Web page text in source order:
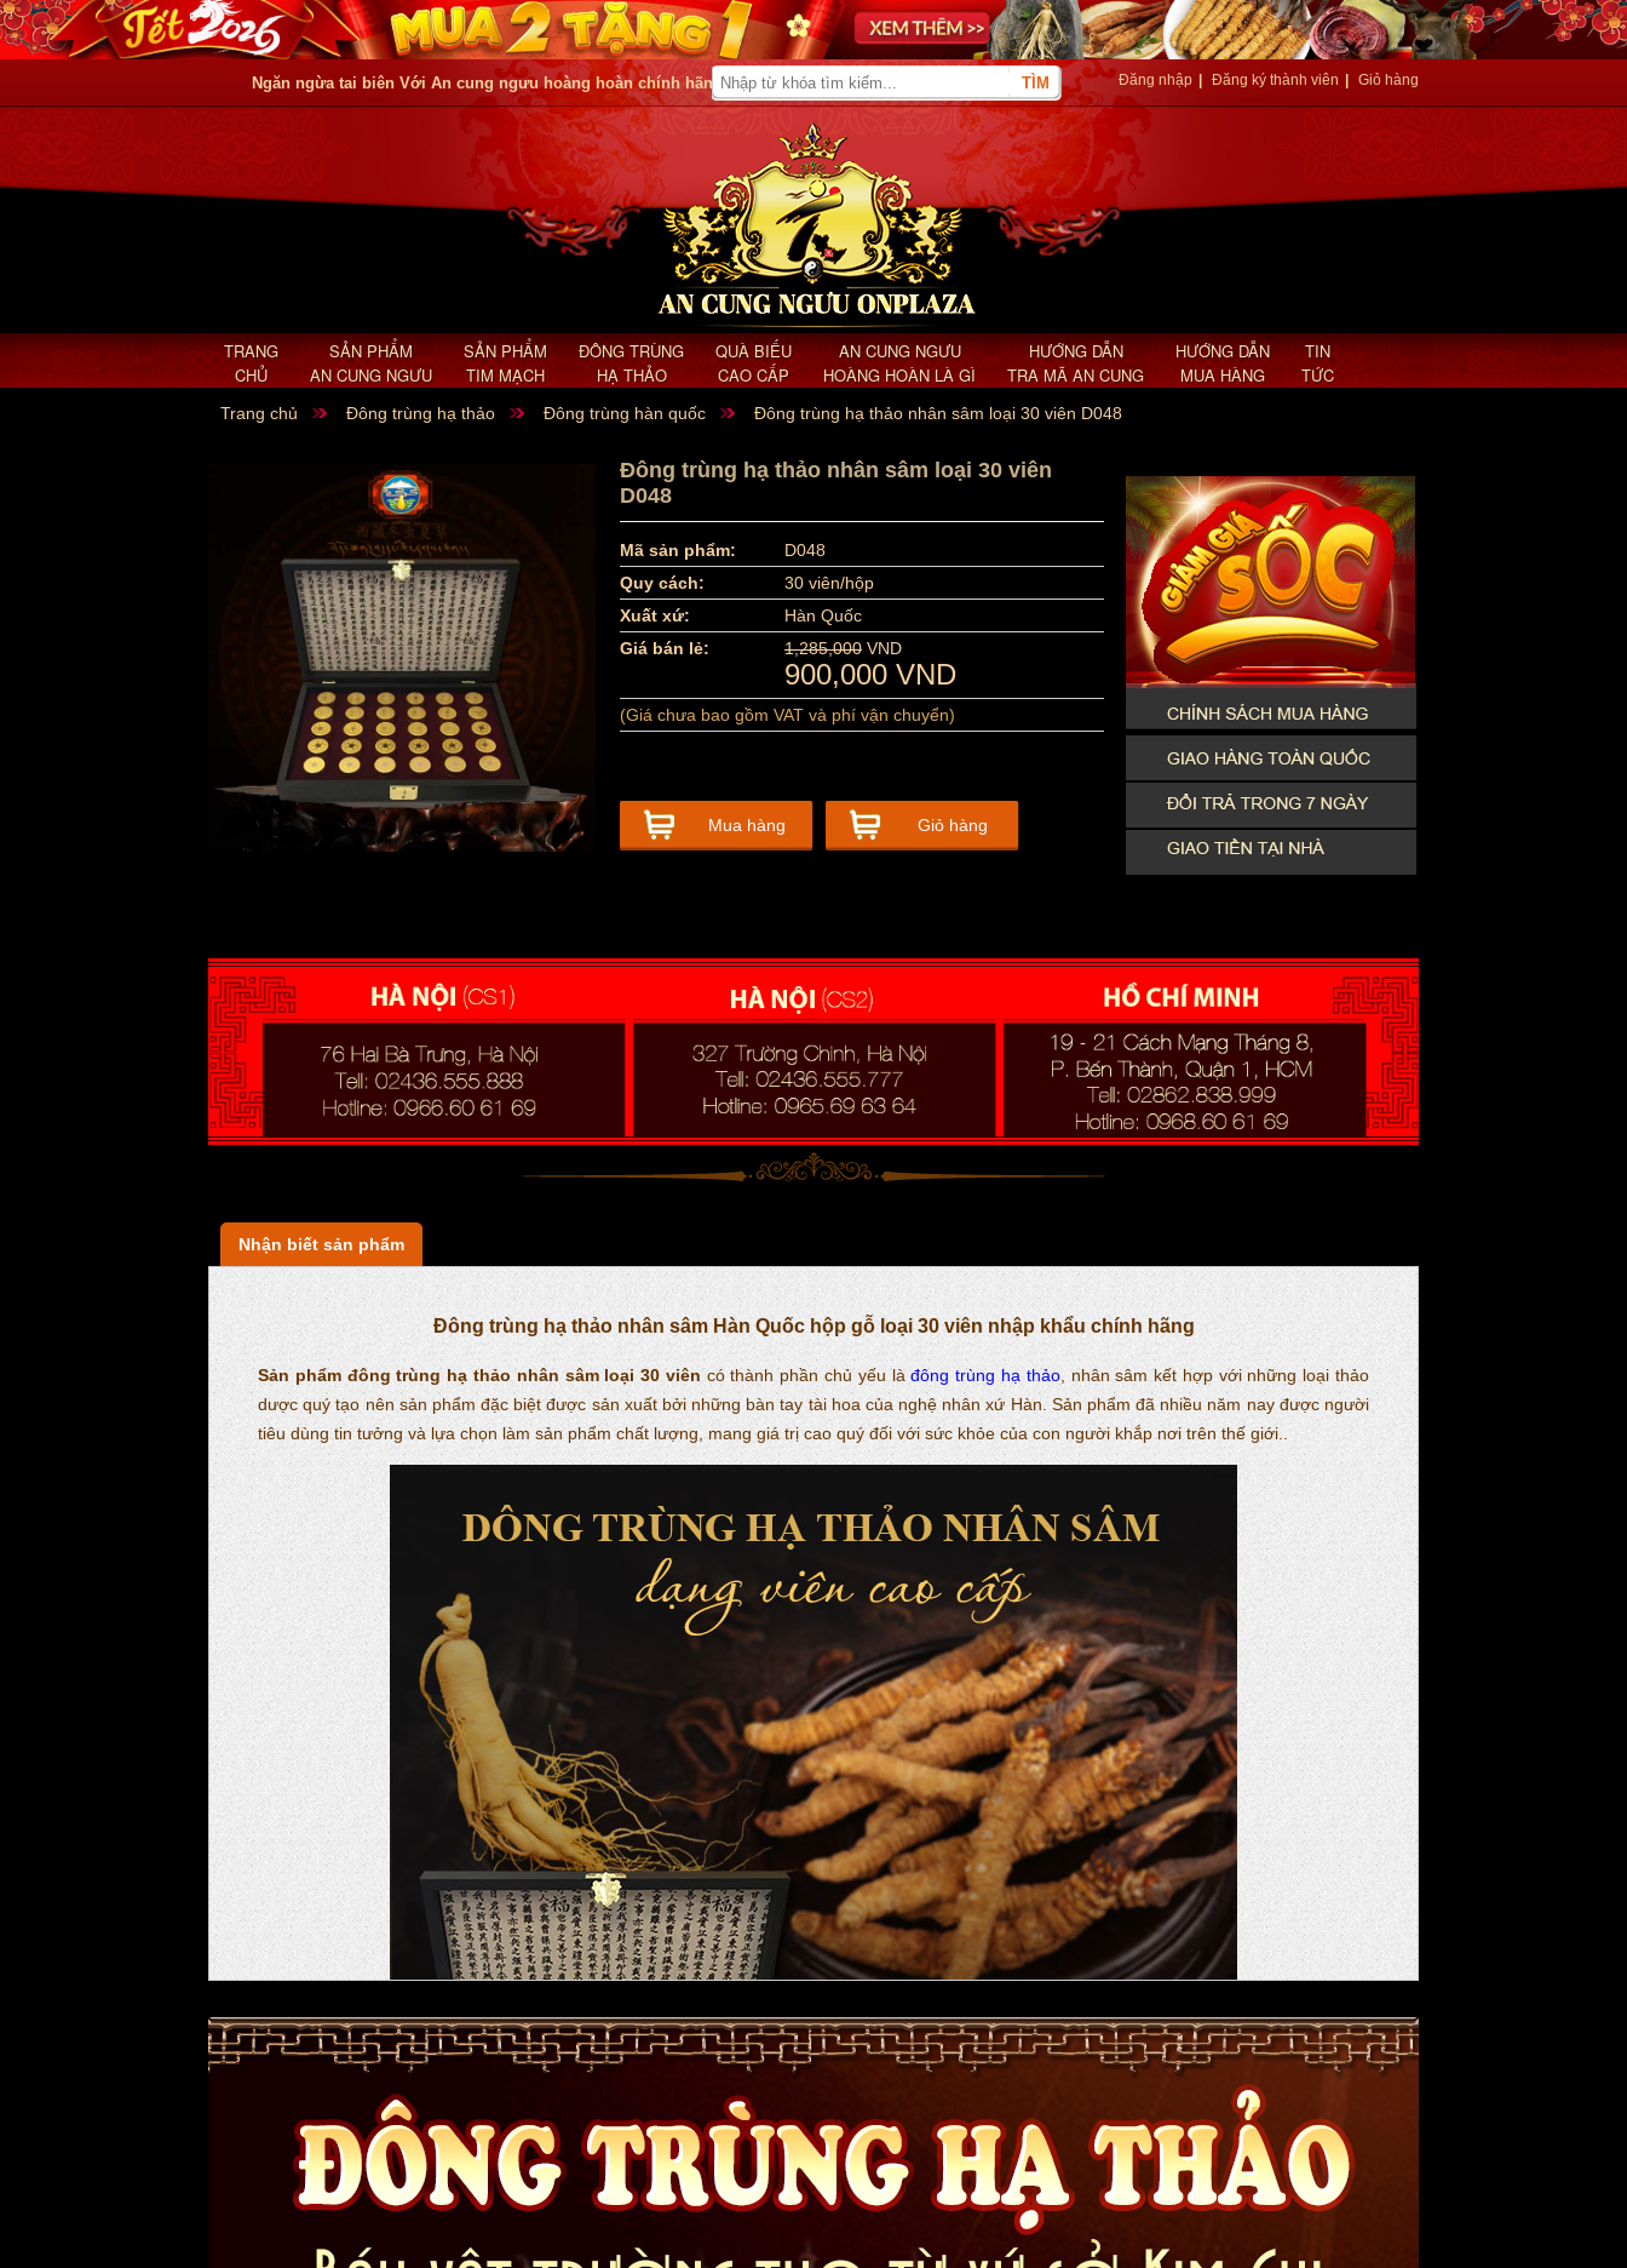
Ngăn ngừa tai biên Với An cung ngưu hoàng hoàn chính hãng Đăng nhập Đăng ký thành viên Giỏ hàng
TRANG
CHỦ
SẢN PHẨM
AN CUNG NGƯU
SẢN PHẨM
TIM MẠCH
ĐÔNG TRÙNG
HẠ THẢO
QUÀ BIẾU
CAO CẤP
AN CUNG NGƯU
HOÀNG HOÀN LÀ GÌ
HƯỚNG DẪN
TRA MÃ AN CUNG
HƯỚNG DẪN
MUA HÀNG
TIN
TỨC
Trang chủ Đông trùng hạ thảo Đông trùng hàn quốc Đông trùng hạ thảo nhân sâm loại 30 viên D048
Đông trùng hạ thảo nhân sâm loại 30 viên
D048
Mã sản phẩm:
D048
Quy cách:
30 viên/hộp
Xuất xứ:
Hàn Quốc
Giá bán lẻ:
1,285,000 VND
900,000 VND
(Giá chưa bao gồm VAT và phí vận chuyển)
Mua hàng Giỏ hàng
Nhận biết sản phẩm
Đông trùng hạ thảo nhân sâm Hàn Quốc hộp gỗ loại 30 viên nhập khẩu chính hãng
Sản phẩm đông trùng hạ thảo nhân sâm loại 30 viêncó thành phần chủ yếu làđông trùng hạ thảo, nhân sâm kết hợp với những loại thảo
dược quý tạo nên sản phẩm đặc biệt được sản xuất bởi những bàn tay tài hoa của nghệ nhân xứ Hàn. Sản phẩm đã nhiều năm nay được người
tiêu dùng tin tưởng và lựa chọn làm sản phẩm chất lượng, mang giá trị cao quý đối với sức khỏe của con người khắp nơi trên thế giới..